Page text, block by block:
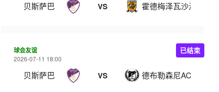
贝斯萨巴 VS 霍德梅泽瓦沙海伊
球会友谊
2026-07-11 18:00
贝斯萨巴 VS 德布勒森尼AC
已结束